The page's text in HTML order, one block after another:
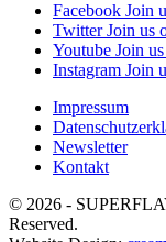
Facebook Join
Twitter Join us
Youtube Join
Instagram Join
Impressum
Newsletter
Kontakt
© 2026 -
Reserved.